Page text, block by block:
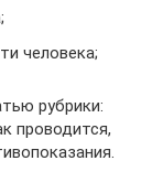
человека;
рубрики:
проводится,